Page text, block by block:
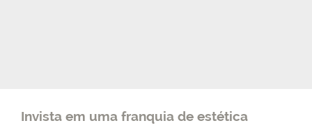
Invista em uma franquia de estética